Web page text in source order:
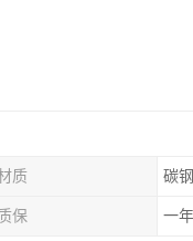
质 碳钢
保 一年